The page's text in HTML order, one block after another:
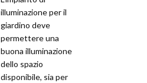
illuminazione per il
giardino deve
permettere una
buona illuminazione
dello spazio
disponibile, sia per